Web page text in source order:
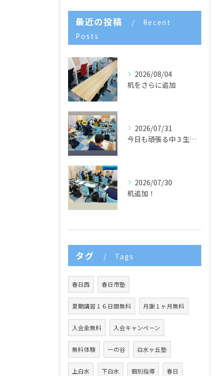
最近の投稿
Recent
Posts
2026/08/04
机をさらに追加
2026/07/31
今日も頑張る中３生たち🌈
2026/07/30
机追加！
タグ Tags
春日西 春日市塾
夏期講習１６日間無料 月謝１ヶ月無料
入会金無料 入会キャンペーン
無料体験 一の谷 白水ヶ丘塾
上白水 下白水 個別指導 春日